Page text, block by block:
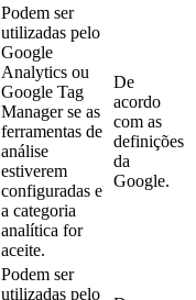
Podem ser
utilizadas pelo
Google
Analytics ou
Google Tag
Manager se as
ferramentas de
análise
estiverem
configuradas e
a categoria
analítica for
aceite.
De
acordo
com as
definições
da
Google.
Podem ser
utilizadas pelo